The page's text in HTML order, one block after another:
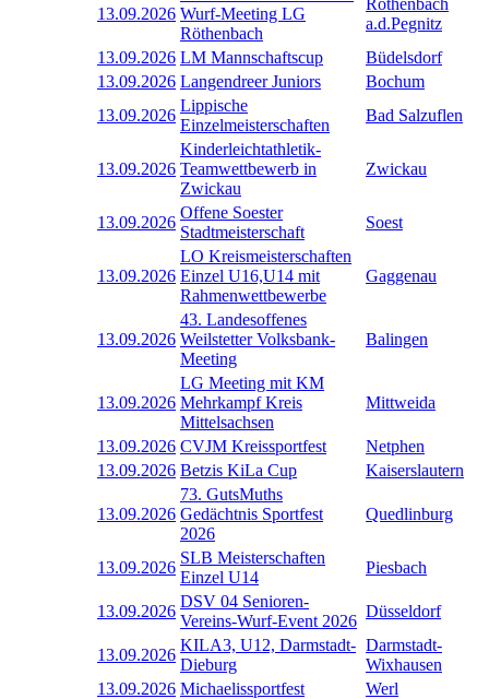
13.09.2026 Wurf-Meeting LG
Röthenbach
a.d.Pegnitz
13.09.2026 LM Mannschaftscup
Büdelsdorf
13.09.2026 Langendreer Juniors
Bochum
13.09.2026
Lippische
Einzelmeisterschaften
Bad Salzuflen
13.09.2026
Kinderleichtathletik-
Teamwettbewerb in
Zwickau
Zwickau
13.09.2026
Offene Soester
Stadtmeisterschaft
Soest
13.09.2026
LO Kreismeisterschaften
Einzel U16,U14 mit
Rahmenwettbewerbe
Gaggenau
13.09.2026
43. Landesoffenes
Weilstetter Volksbank-
Meeting
Balingen
13.09.2026
LG Meeting mit KM
Mehrkampf Kreis
Mittelsachsen
Mittweida
13.09.2026 CVJM Kreissportfest
Netphen
13.09.2026 Betzis KiLa Cup Kaiserslautern
13.09.2026
73. GutsMuths
Gedächtnis Sportfest
2026
Quedlinburg
13.09.2026
SLB Meisterschaften
Einzel U14
Piesbach
13.09.2026
DSV 04 Senioren-
Vereins-Wurf-Event 2026
Düsseldorf
13.09.2026
KILA3, U12, Darmstadt-
Dieburg
Darmstadt-
Wixhausen
13.09.2026 Michaelissportfest
Werl